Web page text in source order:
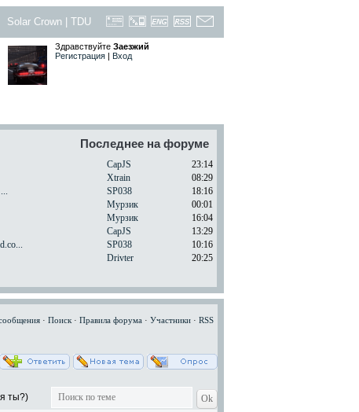
Solar Crown TDU
Здравствуйте Заезжий
Регистрация | Вход
Последнее на форуме
CapJS
23:14
Xtrain
08:29
SP038
18:16
Мурзик
00:01
Мурзик
16:04
CapJS
13:29
SP038
10:16
Drivter 20:25
· Поиск · Правила форума · Участники · RSS
ты?)